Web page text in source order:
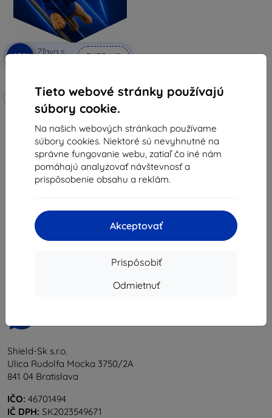
Tieto webové stránky používajú
súbory cookie.
Na našich webových stránkach používame
súbory cookies. Niektoré sú nevyhnutné na
správne fungovanie webu, zatiaľ čo iné nám
pomáhajú analyzovať návštevnosť a
prispôsobenie obsahu a reklám.
Akceptovať
Prispôsobiť
Odmietnuť
-10%
Zľava s
EXTRA10
Vyrobené na mieru
17,90 €
16,11 €
Na sklade 3 ks
z celkom
Shield-Sk s.r.o.
Ulica Rudolfa Mocka 3750/2A
841 04 Bratislava
IČO: 46701494
IČ DPH: SK2023549671